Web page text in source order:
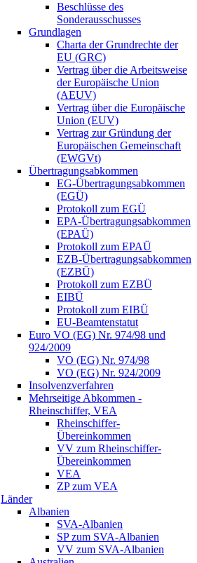
Beschlüsse des
Sonderausschusses
Grundlagen
Charta der Grundrechte der
EU (GRC)
Vertrag über die Arbeitsweise
der Europäische Union
(AEUV)
Vertrag über die Europäische
Union (EUV)
Vertrag zur Gründung der
Europäischen Gemeinschaft
(EWGVt)
Übertragungsabkommen
EG-Übertragungsabkommen
(EGÜ)
Protokoll zum EGÜ
EPA-Übertragungsabkommen
(EPAÜ)
Protokoll zum EPAÜ
EZB-Übertragungsabkommen
(EZBÜ)
Protokoll zum EZBÜ
EIBÜ
Protokoll zum EIBÜ
EU-Beamtenstatut
Euro VO (EG) Nr. 974/98 und
924/2009
VO (EG) Nr. 974/98
VO (EG) Nr. 924/2009
Insolvenzverfahren
Mehrseitige Abkommen -
Rheinschiffer, VEA
Rheinschiffer-
Übereinkommen
VV zum Rheinschiffer-
Übereinkommen
VEA
ZP zum VEA
Länder
Albanien
SVA-Albanien
SP zum SVA-Albanien
VV zum SVA-Albanien